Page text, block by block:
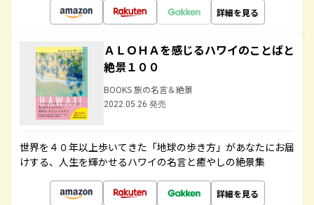
詳細を見る
ＡＬＯＨＡを感じるハワイのことばと
絶景１００
BOOKS 旅の名言＆絶景
2022.05.26 発売
世界を４０年以上歩いてきた「地球の歩き方」があなたにお届
けする、人生を輝かせるハワイの名言と癒やしの絶景集
詳細を見る